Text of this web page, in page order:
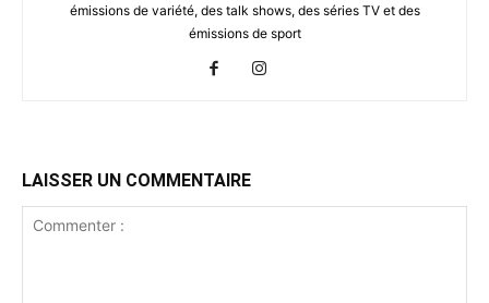
émissions de variété, des talk shows, des séries TV et des
émissions de sport
LAISSER UN COMMENTAIRE